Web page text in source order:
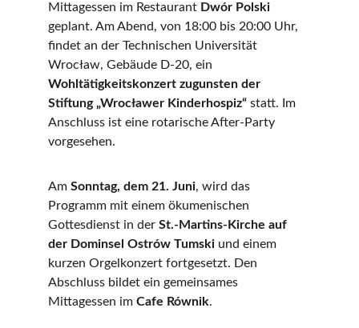
Mittagessen im Restaurant Dwór Polski
geplant. Am Abend, von 18:00 bis 20:00 Uhr,
findet an der Technischen Universität
Wrocław, Gebäude D-20, ein
Wohltätigkeitskonzert zugunsten der
Stiftung „Wrocławer Kinderhospiz“ statt. Im
Anschluss ist eine rotarische After-Party
vorgesehen.
Am Sonntag, dem 21. Juni, wird das
Programm mit einem ökumenischen
Gottesdienst in der St.-Martins-Kirche auf
der Dominsel Ostrów Tumski und einem
kurzen Orgelkonzert fortgesetzt. Den
Abschluss bildet ein gemeinsames
Mittagessen im Cafe Równik.